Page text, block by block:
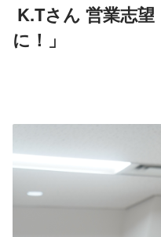
K.Tさん 営業志
に！」